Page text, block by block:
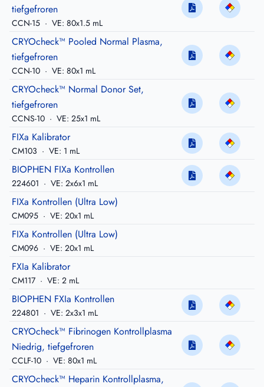
tiefgefroren
CCN-15 · VE: 80x1.5 mL
CRYOcheck™ Pooled Normal Plasma,
tiefgefroren
CCN-10 · VE: 80x1 mL
CRYOcheck™ Normal Donor Set,
tiefgefroren
CCNS-10 · VE: 25x1 mL
FIXa Kalibrator
CM103 · VE: 1 mL
BIOPHEN FIXa Kontrollen
224601 · VE: 2x6x1 mL
FIXa Kontrollen (Ultra Low)
CM095 · VE: 20x1 mL
FIXa Kontrollen (Ultra Low)
CM096 · VE: 20x1 mL
FXIa Kalibrator
CM117 · VE: 2 mL
BIOPHEN FXIa Kontrollen
224801 · VE: 2x3x1 mL
CRYOcheck™ Fibrinogen Kontrollplasma
Niedrig, tiefgefroren
CCLF-10 · VE: 80x1 mL
CRYOcheck™ Heparin Kontrollplasma,